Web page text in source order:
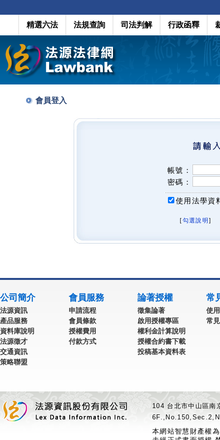
精選六法 法規查詢 司法判解 行政函釋
會員登入
帳號：
密碼：
使用法學資
[勾選說明 ]
公司簡介
法源資訊
產品服務
資料庫說明
法源徵才
交通資訊
策略聯盟
會員服務
申請流程
會員條款
授權費用
付款方式
論著授權
徵集論著
啟用授權專區
權利金計算說明
授權合約書下載
投稿基本資料表
常
使
常
104 台北市中山區
本網站智慧財產權